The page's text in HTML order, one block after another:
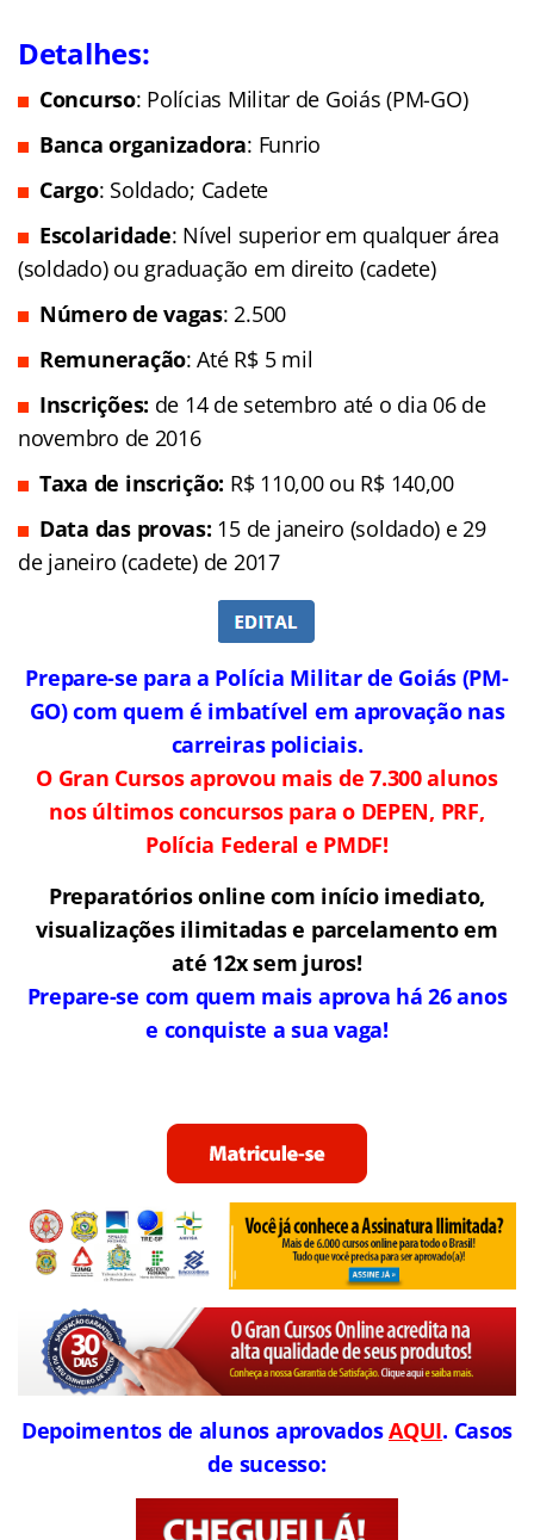
Detalhes:
Concurso: Polícias Militar de Goiás (PM-GO)
Banca organizadora: Funrio
Cargo: Soldado; Cadete
Escolaridade: Nível superior em qualquer área
(soldado) ou graduação em direito (cadete)
Número de vagas: 2.500
Remuneração: Até R$ 5 mil
Inscrições: de 14 de setembro até o dia 06 de
novembro de 2016
Taxa de inscrição: R$ 110,00 ou R$ 140,00
Data das provas: 15 de janeiro (soldado) e 29
de janeiro (cadete) de 2017
Prepare-se para a Polícia Militar de Goiás (PM-
GO) com quem é imbatível em aprovação nas
carreiras policiais.
O Gran Cursos aprovou mais de 7.300 alunos
nos últimos concursos para o DEPEN, PRF,
Polícia Federal e PMDF!
Preparatórios online com início imediato,
visualizações ilimitadas e parcelamento em
até 12x sem juros!
Prepare-se com quem mais aprova há 26 anos
e conquiste a sua vaga!
Depoimentos de alunos aprovadosAQUI. Casos
de sucesso: